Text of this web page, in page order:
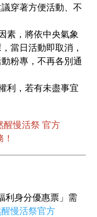
穿著方便活動、不
素，將依中央氣象
當日活動即取消，
粉專，不再各別通
利，若有未盡事宜
醒慢活祭 官方
利身分優惠票」需
慢活祭官方